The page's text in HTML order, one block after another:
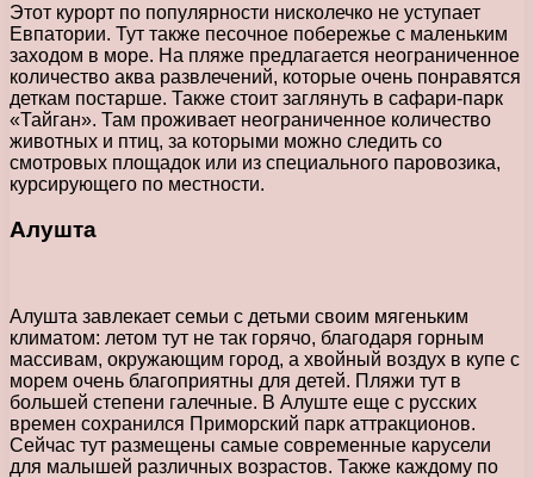
Этот курорт по популярности нисколечко не уступает
Евпатории. Тут также песочное побережье с маленьким
заходом в море. На пляже предлагается неограниченное
количество аква развлечений, которые очень понравятся
деткам постарше. Также стоит заглянуть в сафари-парк
«Тайган». Там проживает неограниченное количество
животных и птиц, за которыми можно следить со
смотровых площадок или из специального паровозика,
курсирующего по местности.
Алушта
Алушта завлекает семьи с детьми своим мягеньким
климатом: летом тут не так горячо, благодаря горным
массивам, окружающим город, а хвойный воздух в купе с
морем очень благоприятны для детей. Пляжи тут в
большей степени галечные. В Алуште еще с русских
времен сохранился Приморский парк аттракционов.
Сейчас тут размещены самые современные карусели
для малышей различных возрастов. Также каждому по